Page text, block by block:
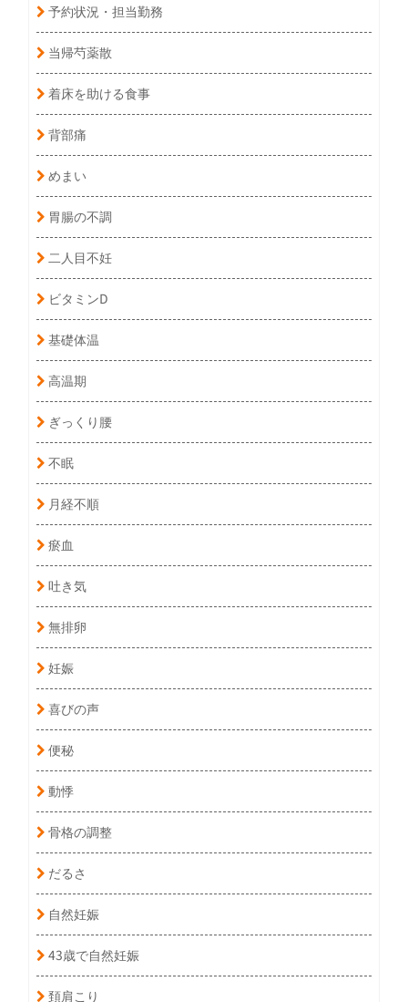
予約状況・担当勤務
当帰芍薬散
着床を助ける食事
背部痛
めまい
胃腸の不調
二人目不妊
ビタミンD
基礎体温
高温期
ぎっくり腰
不眠
月経不順
瘀血
吐き気
無排卵
妊娠
喜びの声
便秘
動悸
骨格の調整
だるさ
自然妊娠
43歳で自然妊娠
頚肩こり